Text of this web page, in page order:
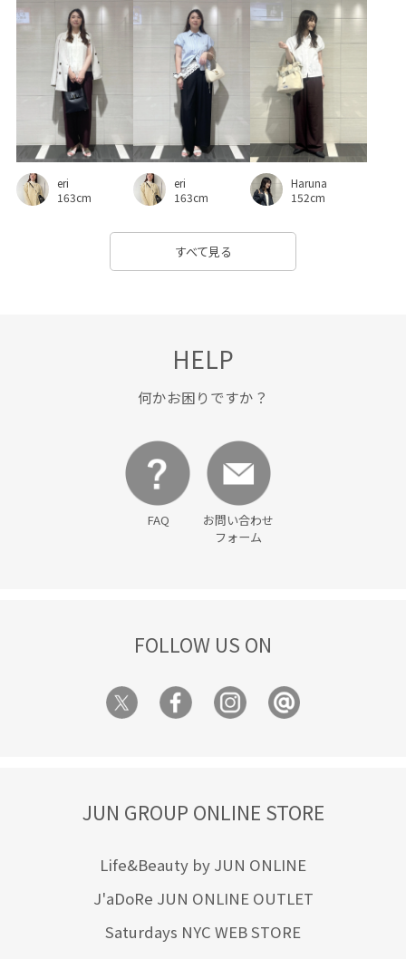
ベルト ベーシック ボタンがポイント ボリューム感
ポーチ メッシュ ロングスカート ワイドパンツ
ヴィンテージ ヴィンテージ感 二の腕が隠れる
伸縮性 伸縮性のある素材 低反発 女性らしさ
幅広 抜け感 普段使いも出来る 歩きやすい
毛玉になりにくい 洗濯機で洗える 爽やか 甲高
着回しやすい 程よい肉感
衝撃吸収 裏地付き 見た目以上の収納
eri
163cm
eri
163cm
Haruna
152cm
すべて見る
HELP
何かお困りですか？
FAQ
お問い合わせ
フォーム
FOLLOW US ON
JUN GROUP ONLINE STORE
Life&Beauty by JUN ONLINE
J'aDoRe JUN ONLINE OUTLET
Saturdays NYC WEB STORE